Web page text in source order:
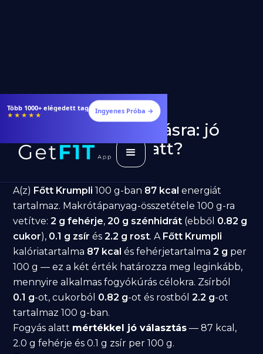
Több 1000+ elégedett tag
★★★★★ Ingyenes Próba →
Főtt Krumpli fogyásra: jó
választás diéta alatt?
A(z) Főtt Krumpli 100 g-ban 87 kcal energiát
tartalmaz. Makrótápanyag-összetétele 100 g-ra
vetítve:2 g fehérje,20 g szénhidrát (ebből 0.82 g
cukor), 0.1 g zsír és2.2 g rost. A Főtt Krumpli
kalóriatartalma 87 kcal és fehérjetartalma2 g per
100 g — ez a két érték határozza meg leginkább,
mennyire alkalmas fogyókúrás célokra. Zsírból
0.1 g-ot, cukorból 0.82 g-ot és rostból2.2 g-ot
tartalmaz 100 g-ban.
Fogyás alatt mértékkel jó választás — 87 kcal,
2.0 g fehérje és 0.1 g zsír per 100 g.